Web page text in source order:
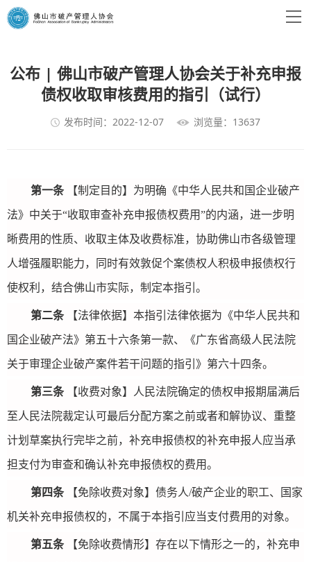
公布 | 佛山市破产管理人协会关于补充申报
债权收取审核费用的指引（试行）
发布时间：2022-12-07 浏览量：13637
第一条 【制定目的】为明确《中华人民共和国企业破产
法》中关于“收取审查补充申报债权费用”的内涵，进一步明
晰费用的性质、收取主体及收费标准，协助佛山市各级管理
人增强履职能力，同时有效敦促个案债权人积极申报债权行
使权利，结合佛山市实际，制定本指引。
第二条【法律依据】本指引法律依据为《中华人民共和
国企业破产法》第五十六条第一款、《广东省高级人民法院
关于审理企业破产案件若干问题的指引》第六十四条。
第三条【收费对象】人民法院确定的债权申报期届满后
至人民法院裁定认可最后分配方案之前或者和解协议、重整
计划草案执行完毕之前，补充申报债权的补充申报人应当承
担支付为审查和确认补充申报债权的费用。
第四条【免除收费对象】债务人/破产企业的职工、国家
机关补充申报债权的，不属于本指引应当支付费用的对象。
第五条【免除收费情形】存在以下情形之一的，补充申